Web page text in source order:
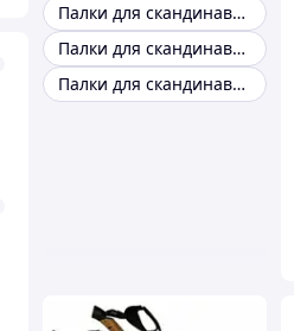
Палки для скандинавской ходьбы fizan
Палки для скандинавской ходьбы crivit
Палки для скандинавской ходьбы зимой